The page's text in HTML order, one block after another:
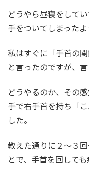
どうやら昼寝をして
手をついてしまったよ
私はすぐに「手首の
と言ったのですが、
どうやるのか、その
手で右手首を持ち「
した。
教えた通りに２～３
とで、手首を回して